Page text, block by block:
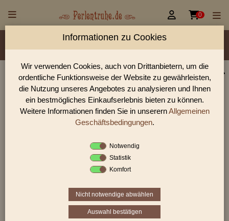
 0
Material/Glassorte Sorte/Form Farbe
Lochdurchmesser
Perlen Shop für Steinperlen / Stone Beads sonstige
In unserem Perlen Shop finden sie zahlreich Steinperlen /
Stone Beads sonstige und viele weiter Glasperlen.
Sie befinden sich in folgender Kategorie:
Steinperlen / Stone Beads|Steinperlen sonstige
Informationen zu Cookies
Wir verwenden Cookies, auch von Drittanbietern, um die
ordentliche Funktionsweise der Website zu gewährleisten,
die Nutzung unseres Angebotes zu analysieren und Ihnen
ein bestmögliches Einkaufserlebnis bieten zu können.
Weitere Informationen finden Sie in unserernAllgemeinen
Geschäftsbedingungen.
Notwendig
Statistik
Komfort
Nicht notwendige abwählen
Auswahl bestätigen